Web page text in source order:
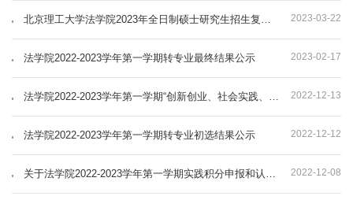
2023-03-22
2023-02-17
法学院2022-2023学年第一学期转专业最终结果公示
2022-12-13
2022-12-12
法学院2022-2023学年第一学期转专业初选结果公示
2022-12-08